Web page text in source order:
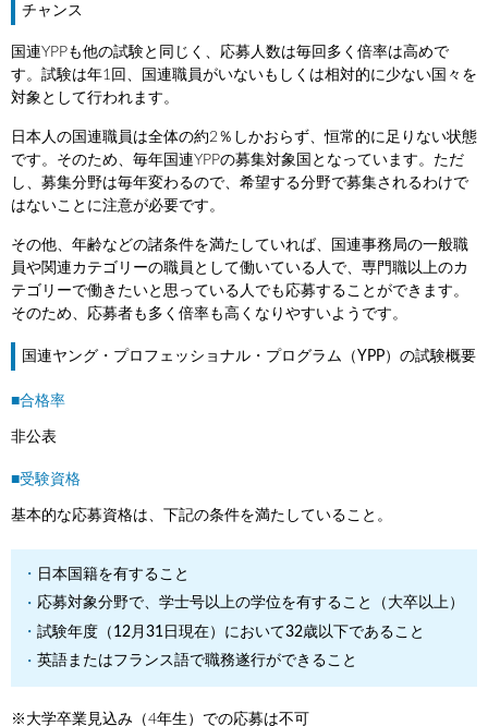
チャンス
国連YPPも他の試験と同じく、応募人数は毎回多く倍率は高めで
す。試験は年1回、国連職員がいないもしくは相対的に少ない国々を
対象として行われます。
日本人の国連職員は全体の約2％しかおらず、恒常的に足りない状態
です。そのため、毎年国連YPPの募集対象国となっています。ただ
し、募集分野は毎年変わるので、希望する分野で募集されるわけで
はないことに注意が必要です。
その他、年齢などの諸条件を満たしていれば、国連事務局の一般職
員や関連カテゴリーの職員として働いている人で、専門職以上のカ
テゴリーで働きたいと思っている人でも応募することができます。
そのため、応募者も多く倍率も高くなりやすいようです。
国連ヤング・プロフェッショナル・プログラム（YPP）の試験概要
■合格率
非公表
■受験資格
基本的な応募資格は、下記の条件を満たしていること。
日本国籍を有すること
応募対象分野で、学士号以上の学位を有すること（大卒以上）
試験年度（12月31日現在）において32歳以下であること
英語またはフランス語で職務遂行ができること
※大学卒業見込み（4年生）での応募は不可